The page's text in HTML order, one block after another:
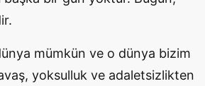
mümkün ve o dünya bizim
yoksulluk ve adaletsizlikten